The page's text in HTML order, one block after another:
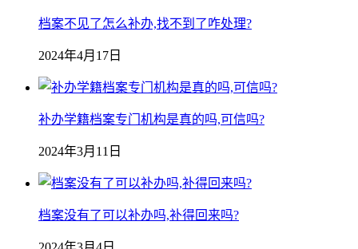
档案不见了怎么补办,找不到了咋处理?
2024年4月17日
补办学籍档案专门机构是真的吗,可信吗?
2024年3月11日
档案没有了可以补办吗,补得回来吗?